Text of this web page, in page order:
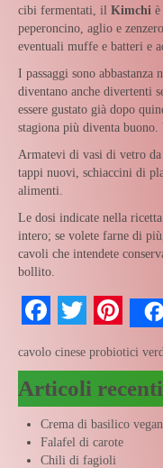
cibi fermentati, il Kimchi
peperoncino, aglio e
eventuali muffe e batteri e
I passaggi sono
diventano anche divertenti
essere gustato già dopo
stagiona più diventa buono.
Armatevi di vasi di vetro
tappi nuovi, schiaccini di
alimenti.
Le dosi indicate nella
intero; se volete farne di
cavoli che intendete
bollito.
Facebook
cavolo cinese probiotici
Articoli recenti
Crema di basilico
Falafel di carote
Chili di fagioli